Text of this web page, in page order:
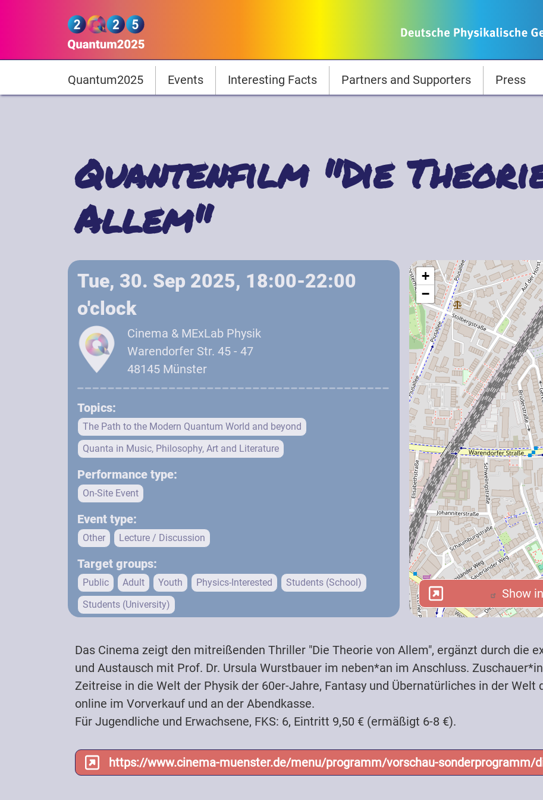
Quantum2025
Hauptnavigation
Quantum2025 Events Interesting Facts Partners and Supporters Press
Quantenfilm "Die
Allem"
Tue, 30. Sep 2025, 18:00-22:00
o'clock
Cinema & MExLab Physik
Warendorfer Str. 45 - 47
48145 Münster
Topics:
The Path to the Modern Quantum World and beyond
Quanta in Music, Philosophy, Art and Literature
Performance type:
On-Site Event
Event type:
Other Lecture / Discussion
Target groups:
Public Adult Youth Physics-Interested
Students (School)
Students (University)
Chargeable
+
−
Show
Show
Das Cinema zeigt den mitreißenden Thriller "Die Theorie von Allem", ergänzt durch die
und Austausch mit Prof. Dr. Ursula Wurstbauer im neben*an im Anschluss.
Zeitreise in die Welt der Physik der 60er-Jahre, Fantasy und Übernatürliches in der
online im Vorverkauf und an der Abendkasse.
Für Jugendliche und Erwachsene, FKS: 6, Eintritt 9,50 € (ermäßigt 6-8 €).
https://www.cinema-muenster.de/menu/programm/vorschau-sonderprogramm/